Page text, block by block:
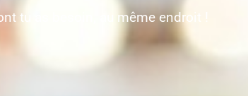
tu as besoin, au même endroit !